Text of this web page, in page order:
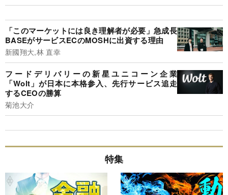
「このマーケットには良き理解者が必要」急成長
BASEがサービスECのMOSHに出資する理由
新國翔大,林 直幸
フードデリバリーの新星ユニコーン企業
「Wolt」が日本に本格参入、先行サービス追走
するCEOの勝算
菊池大介
特集